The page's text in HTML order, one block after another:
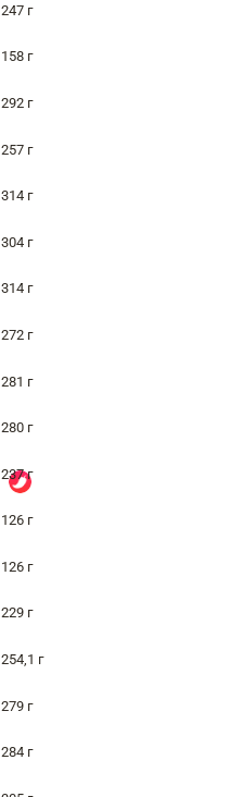
247 г
158 г
292 г
257 г
314 г
304 г
314 г
272 г
281 г
280 г
237 г
126 г
126 г
229 г
254,1 г
279 г
284 г